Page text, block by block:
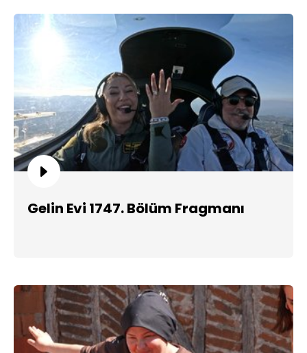
Gelin Evi 1747. Bölüm Fragmanı